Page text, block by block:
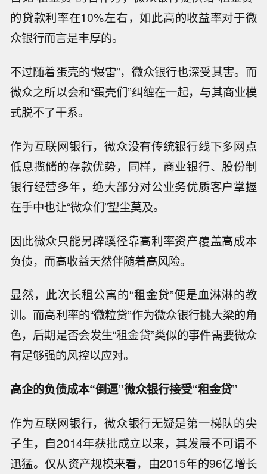
的贷款利率在10%左右，如此高的收益率对于微
众银行而言是丰厚的。
不过随着蛋壳的“爆雷”，微众银行也深受其害。而
微众之所以会和“蛋壳们”纠缠在一起，与其商业模
式脱不了干系。
作为互联网银行，微众没有传统银行线下多网点
低息揽储的存款优势，同样，商业银行、股份制
银行经营多年，绝大部分对公业务优质客户掌握
在手中也让“微众们”望尘莫及。
因此微众只能另辟蹊径靠高利率资产覆盖高成本
负债，而高收益天然伴随着高风险。
显然，此次长租公寓的“租金贷”便是血淋淋的教
训。而高利率的“微粒贷”作为微众银行挑大梁的角
色，后期是否会发生“租金贷”类似的事件需要微众
有足够强的风控以应对。
高企的负债成本“倒逼”微众银行接受“租金贷”
作为互联网银行，微众银行无疑是第一梯队的尖
子生，自2014年获批成立以来，其发展不可谓不
迅猛。仅从资产规模来看，由2015年的96亿增长